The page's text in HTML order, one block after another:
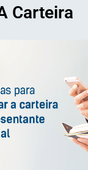
Carteira